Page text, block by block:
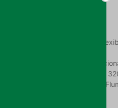
do seu tricolor. Perfeita para
tricolor de coração.
só a Döhler oferece.
agradável. A gramatura de
com as listras verticais do